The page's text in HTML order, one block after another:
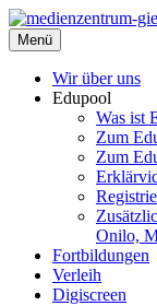
Zum
Inhalt
springen
medienzentrum-
Regionales
Menü
Wir über uns
Edupool
Was ist
Zum
Zum
Onilo,
Fortbildungen
Verleih
Digiscreen